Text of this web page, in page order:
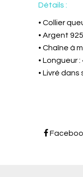
Détails :
• Collier
• Argent
• Chaîne à
• Longueur :
• Livré